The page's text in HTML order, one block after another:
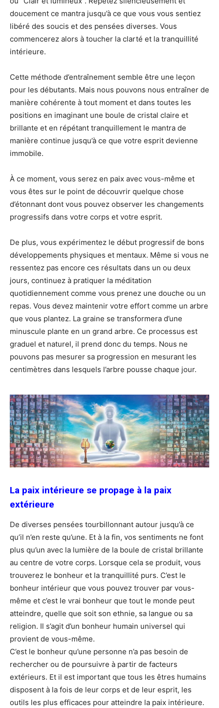
doucement ce mantra jusqu’à ce que vous vous sentiez
libéré des soucis et des pensées diverses. Vous
commencerez alors à toucher la clarté et la tranquillité
intérieure.
Cette méthode d’entraînement semble être une leçon
pour les débutants. Mais nous pouvons nous entraîner de
manière cohérente à tout moment et dans toutes les
positions en imaginant une boule de cristal claire et
brillante et en répétant tranquillement le mantra de
manière continue jusqu’à ce que votre esprit devienne
immobile.
À ce moment, vous serez en paix avec vous-même et
vous êtes sur le point de découvrir quelque chose
d’étonnant dont vous pouvez observer les changements
progressifs dans votre corps et votre esprit.
De plus, vous expérimentez le début progressif de bons
développements physiques et mentaux. Même si vous ne
ressentez pas encore ces résultats dans un ou deux
jours, continuez à pratiquer la méditation
quotidiennement comme vous prenez une douche ou un
repas. Vous devez maintenir votre effort comme un arbre
que vous plantez. La graine se transformera d’une
minuscule plante en un grand arbre. Ce processus est
graduel et naturel, il prend donc du temps. Nous ne
pouvons pas mesurer sa progression en mesurant les
centimètres dans lesquels l’arbre pousse chaque jour.
La paix intérieure se propage à la paix
extérieure
De diverses pensées tourbillonnant autour jusqu’à ce
qu’il n’en reste qu’une. Et à la fin, vos sentiments ne font
plus qu’un avec la lumière de la boule de cristal brillante
au centre de votre corps. Lorsque cela se produit, vous
trouverez le bonheur et la tranquillité purs. C’est le
bonheur intérieur que vous pouvez trouver par vous-
même et c’est le vrai bonheur que tout le monde peut
atteindre, quelle que soit son ethnie, sa langue ou sa
religion. Il s’agit d’un bonheur humain universel qui
provient de vous-même.
C’est le bonheur qu’une personne n’a pas besoin de
rechercher ou de poursuivre à partir de facteurs
extérieurs. Et il est important que tous les êtres humains
disposent à la fois de leur corps et de leur esprit, les
outils les plus efficaces pour atteindre la paix intérieure.